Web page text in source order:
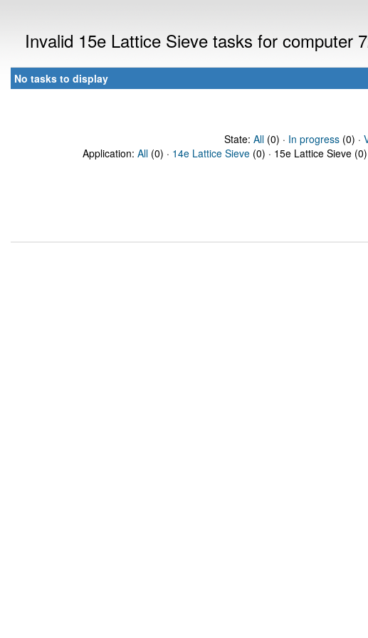
Invalid 15e Lattice Sieve tasks for computer
No tasks to display
State: All(0) · In progress(0) ·
Application: All (0) · 14e Lattice Sieve (0) · 15e Lattice Sieve (0)